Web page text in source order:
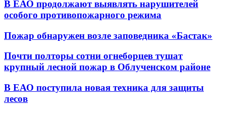
В ЕАО продолжают выявлять нарушителей
особого противопожарного режима
Пожар обнаружен возле заповедника «Бастак»
Почти полторы сотни огнеборцев тушат
крупный лесной пожар в Облученском районе
В ЕАО поступила новая техника для защиты
лесов